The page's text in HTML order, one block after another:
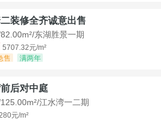
装修全齐诚意出售
东湖胜景一期
5707.32元/m²
售 满两年
后对中庭
江水湾一二期
元/m²